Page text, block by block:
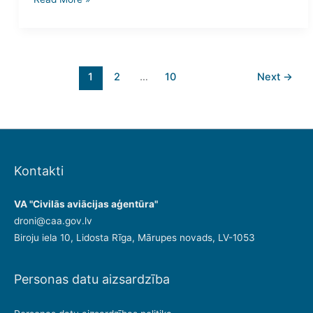
1 2 … 10 Next →
Kontakti
VA "Civilās aviācijas aģentūra"
droni@caa.gov.lv
Biroju iela 10, Lidosta Rīga, Mārupes novads, LV-1053
Personas datu aizsardzība